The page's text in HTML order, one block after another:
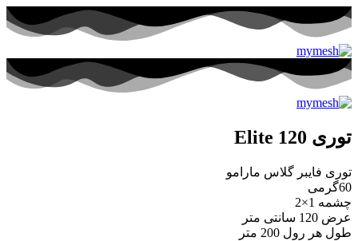
توری Elite 120
توری فایبر گلاس مارامو
60گرمی
چشمه 1×2
عرض 120 سانتی متر
طول هر رول 200 متر